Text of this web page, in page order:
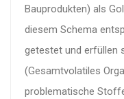
Bauprodukten) als
diesem Schema
getestet und erfüllen
(Gesamtvolatiles
problematische